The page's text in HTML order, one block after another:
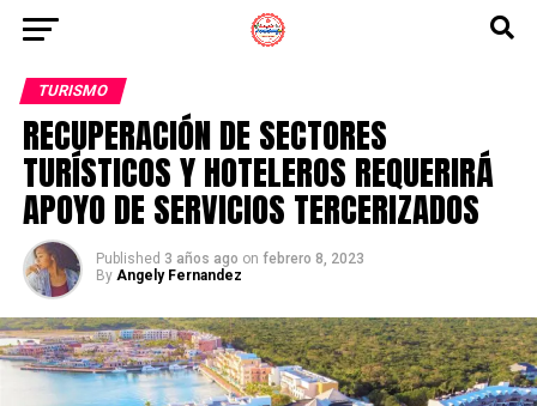
TURISMO
RECUPERACIÓN DE SECTORES
TURÍSTICOS Y HOTELEROS REQUERIRÁ
APOYO DE SERVICIOS TERCERIZADOS
Published 3 años ago on febrero 8, 2023
By Angely Fernandez